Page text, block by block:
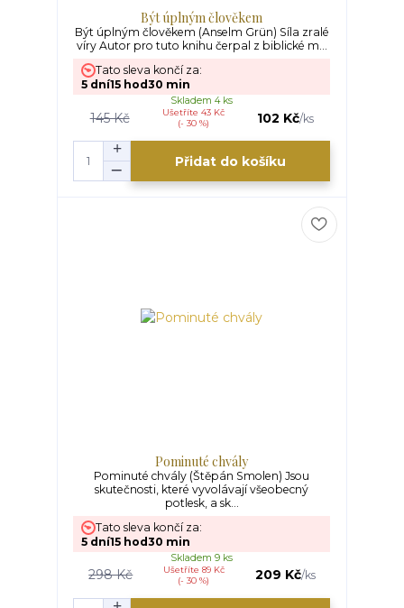
Být úplným člověkem
Být úplným člověkem (Anselm Grün) Síla zralé
víry Autor pro tuto knihu čerpal z biblické m...
145 Kč
Ušetříte 43 Kč
(- 30 %)
102 Kč/ks
Skladem 4 ks
Tato sleva končí za:
5 dní15 hod30 min
Přidat do košíku
Pominuté chvály
Pominuté chvály (Štěpán Smolen) Jsou
skutečnosti, které vyvolávají všeobecný
potlesk, a sk...
298 Kč
Ušetříte 89 Kč
(- 30 %)
209 Kč/ks
Skladem 9 ks
Tato sleva končí za:
5 dní15 hod30 min